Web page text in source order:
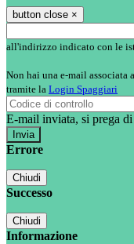
button close ×
all'indirizzo indicato con le
Non hai una e-mail associata
tramite la Login Spaggiari
E-mail inviata, si prega
Errore
Chiudi
Successo
Chiudi
Informazione